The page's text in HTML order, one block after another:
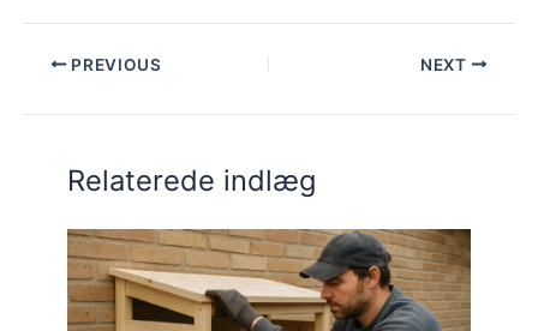
PREVIOUS NEXT
Relaterede indlæg